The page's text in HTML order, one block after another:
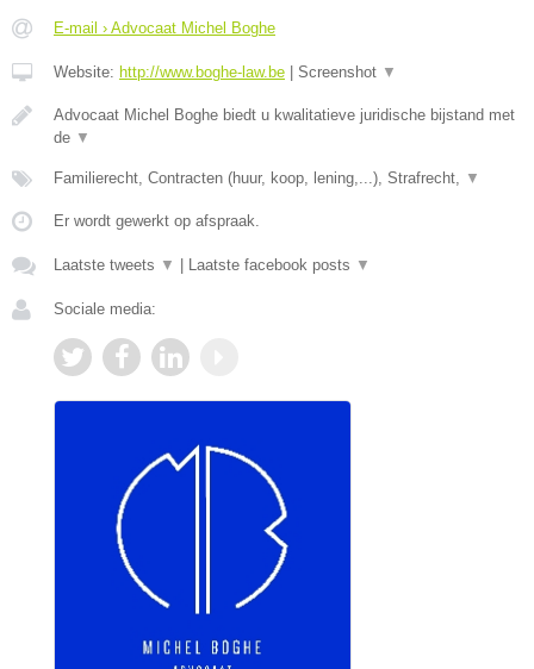
E-mail › Advocaat Michel Boghe
Website: http://www.boghe-law.be | Screenshot ▼
Advocaat Michel Boghe biedt u kwalitatieve juridische bijstand met
de ▼
Familierecht, Contracten (huur, koop, lening,...), Strafrecht, ▼
Er wordt gewerkt op afspraak.
Laatste tweets ▼ | Laatste facebook posts ▼
Sociale media: